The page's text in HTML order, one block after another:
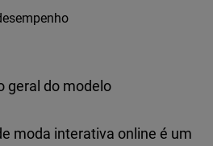
geral do modelo
moda interativa online é um